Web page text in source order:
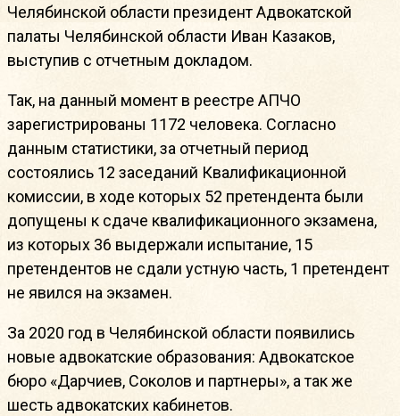
Челябинской области президент Адвокатской
палаты Челябинской области Иван Казаков,
выступив с отчетным докладом.
Так, на данный момент в реестре АПЧО
зарегистрированы 1172 человека. Согласно
данным статистики, за отчетный период
состоялись 12 заседаний Квалификационной
комиссии, в ходе которых 52 претендента были
допущены к сдаче квалификационного экзамена,
из которых 36 выдержали испытание, 15
претендентов не сдали устную часть, 1 претендент
не явился на экзамен.
За 2020 год в Челябинской области появились
новые адвокатские образования: Адвокатское
бюро «Дарчиев, Соколов и партнеры», а так же
шесть адвокатских кабинетов.